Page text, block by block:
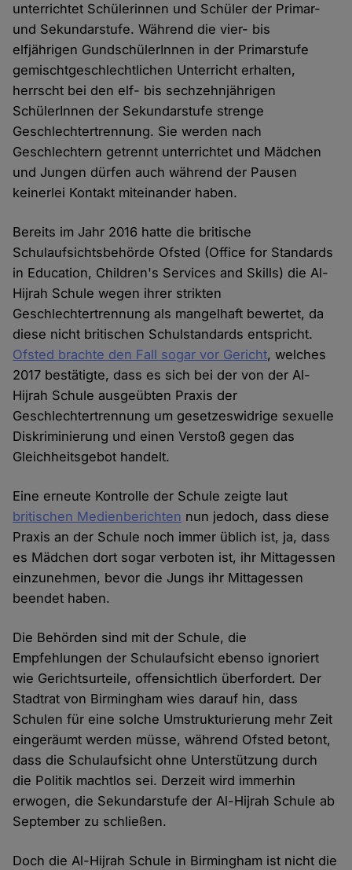
unterrichtet Schülerinnen und Schüler der Primar-
und Sekundarstufe. Während die vier- bis
elfjährigen GundschülerInnen in der Primarstufe
gemischtgeschlechtlichen Unterricht erhalten,
herrscht bei den elf- bis sechzehnjährigen
SchülerInnen der Sekundarstufe strenge
Geschlechtertrennung. Sie werden nach
Geschlechtern getrennt unterrichtet und Mädchen
und Jungen dürfen auch während der Pausen
keinerlei Kontakt miteinander haben.
Bereits im Jahr 2016 hatte die britische
Schulaufsichtsbehörde Ofsted (Office for Standards
in Education, Children's Services and Skills) die Al-
Hijrah Schule wegen ihrer strikten
Geschlechtertrennung als mangelhaft bewertet, da
diese nicht britischen Schulstandards entspricht.
Ofsted brachte den Fall sogar vor Gericht, welches
2017 bestätigte, dass es sich bei der von der Al-
Hijrah Schule ausgeübten Praxis der
Geschlechtertrennung um gesetzeswidrige sexuelle
Diskriminierung und einen Verstoß gegen das
Gleichheitsgebot handelt.
Eine erneute Kontrolle der Schule zeigte laut
britischen Medienberichten nun jedoch, dass diese
Praxis an der Schule noch immer üblich ist, ja, dass
es Mädchen dort sogar verboten ist, ihr Mittagessen
einzunehmen, bevor die Jungs ihr Mittagessen
beendet haben.
Die Behörden sind mit der Schule, die
Empfehlungen der Schulaufsicht ebenso ignoriert
wie Gerichtsurteile, offensichtlich überfordert. Der
Stadtrat von Birmingham wies darauf hin, dass
Schulen für eine solche Umstrukturierung mehr Zeit
eingeräumt werden müsse, während Ofsted betont,
dass die Schulaufsicht ohne Unterstützung durch
die Politik machtlos sei. Derzeit wird immerhin
erwogen, die Sekundarstufe der Al-Hijrah Schule ab
September zu schließen.
Doch die Al-Hijrah Schule in Birmingham ist nicht die